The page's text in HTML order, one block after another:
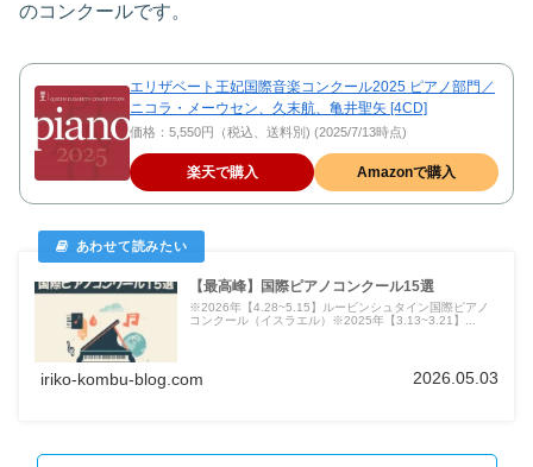
のコンクールです。
エリザベート王妃国際音楽コンクール2025 ピアノ部門／
ニコラ・メーウセン、久末航、亀井聖矢 [4CD]
価格：5,550円（税込、送料別) (2025/7/13時点)
楽天で購入 Amazonで購入
【最高峰】国際ピアノコンクール15選
※2026年【4.28~5.15】ルービンシュタイン国際ピアノ
コンクール（イスラエル）※2025年【3.13~3.21】...
iriko-kombu-blog.com 2026.05.03